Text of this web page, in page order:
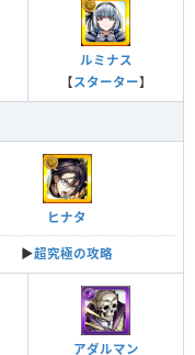
ルミナス
【スターター】
ヒナタ
▶︎超究極の攻略
アダルマン